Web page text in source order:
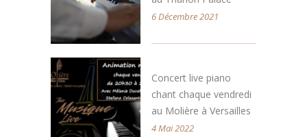
6 Décembre 2021
Concert live piano
chant chaque vendredi
au Molière à Versailles
4 Mai 2022